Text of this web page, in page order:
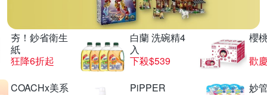
夯！鈔省衛生
紙
狂降6折起
白蘭 洗碗精4
入
下殺$539
櫻
歡
COACHx美系
PiPPER
妙